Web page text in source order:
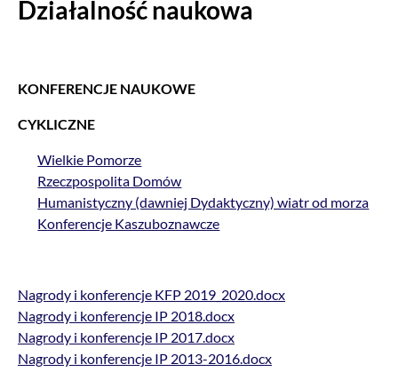
Działalność naukowa
KONFERENCJE NAUKOWE
CYKLICZNE
Wielkie Pomorze
Rzeczpospolita Domów
Humanistyczny (dawniej Dydaktyczny) wiatr od morza
Konferencje Kaszuboznawcze
Nagrody i konferencje KFP 2019_2020.docx
Nagrody i konferencje IP 2018.docx
Nagrody i konferencje IP 2017.docx
Nagrody i konferencje IP 2013-2016.docx